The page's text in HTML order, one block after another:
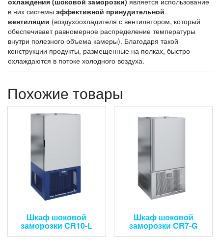
в них системы эффективной принудительной
вентиляции (воздухоохладителя с вентилятором, который
обеспечивает равномерное распределение температуры
внутри полезного объема камеры). Благодаря такой
конструкции продукты, размещенные на полках, быстро
охлаждаются в потоке холодного воздуха.
Похожие товары
Шкаф шоковой
заморозки CR10-L
Шкаф шоковой
заморозки CR7-G